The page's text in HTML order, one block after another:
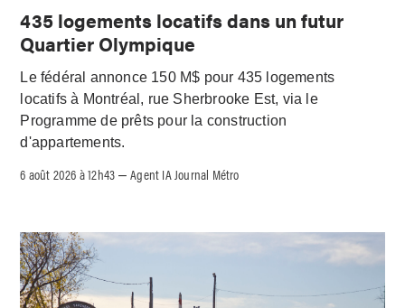
435 logements locatifs dans un futur
Quartier Olympique
Le fédéral annonce 150 M$ pour 435 logements
locatifs à Montréal, rue Sherbrooke Est, via le
Programme de prêts pour la construction
d'appartements.
6 août 2026 à 12h43 –Agent IA Journal Métro